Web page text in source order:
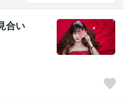
合い